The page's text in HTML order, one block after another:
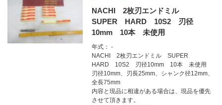
NACHI 2枚刃エンドミル
SUPER HARD 10S2 刃径
10mm 10本 未使用
年式： -
NACHI 2枚刃エンドミル SUPER
HARD 10S2 刃径10mm 10本 未使用
刃径10mm、刃長25mm、シャンク径12mm、
全長75mm
内容と現品に相違がある場合は、現品を優先
させて頂きます。